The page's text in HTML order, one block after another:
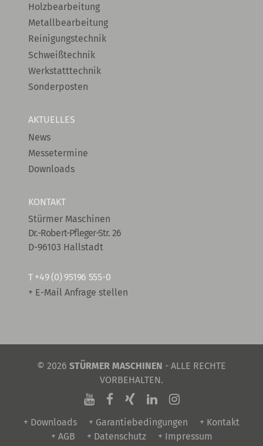
Holzbearbeitung
Metallbearbeitung
Reinigungstechnik
Schweißtechnik
Werkstatttechnik
Sonderposten
AKTUELLES
News
Messetermine
Downloads
KONTAKT
Stürmer Maschinen
Dr.-Robert-Pfleger-Str. 26
D-96103 Hallstadt
T +49 (0) 95196 555-0
+ E-Mail Anfrage stellen
© 2026 STÜRMER MASCHINEN - ALLE RECHTE
VORBEHALTEN.
+ Downloads + Garantiebedingungen
+ Kontakt
+ AGB
+ Datenschutz + Impressum